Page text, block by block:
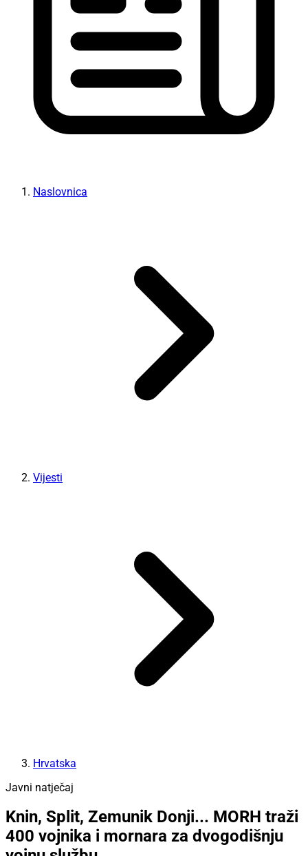
Naslovnica
Vijesti
Hrvatska
Javni natječaj
Knin, Split, Zemunik Donji... MORH traži
400 vojnika i mornara za dvogodišnju